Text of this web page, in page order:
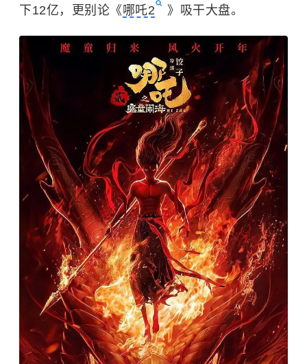
下12亿，更别论《哪吒2 》吸干大盘。